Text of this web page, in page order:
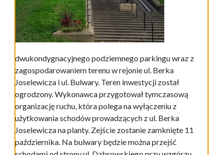
dwukondygnacyjnego podziemnego parkingu wraz z
zagospodarowaniem terenu w rejonie ul. Berka
Joselewicza i ul. Bulwary. Teren inwestycji został
ogrodzony. Wykonawca przygotował tymczasową
organizację ruchu, która polega na wyłączeniu z
użytkowania schodów prowadzących z ul. Berka
Joselewicza na planty. Zejście zostanie zamknięte 11
października. Na bulwary będzie można przejść